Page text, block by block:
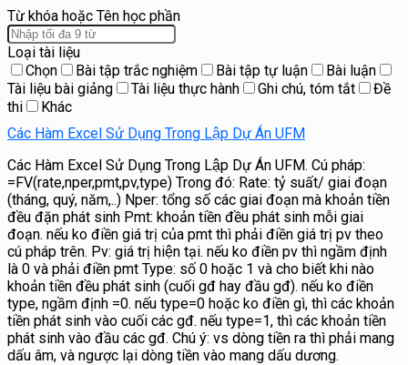
Từ khóa hoặc Tên học phần
Loại tài liệu
Chọn
Bài tập trắc nghiệm Bài tập tự luận
Bài luận
Tài liệu bài giảng
Tài liệu thực hành Ghi chú, tóm tắt
Đề
thi
Khác
Các Hàm Excel Sử Dụng Trong Lập Dự Án UFM
Các Hàm Excel Sử Dụng Trong Lập Dự Án UFM. Cú pháp:
=FV(rate,nper,pmt,pv,type) Trong đó: Rate: tỷ suất/ giai đoạn
(tháng, quý, năm,..) Nper: tổng số các giai đoạn mà khoản tiền
đều đặn phát sinh Pmt: khoản tiền đều phát sinh mỗi giai
đoạn. nếu ko điền giá trị của pmt thì phải điền giá trị pv theo
cú pháp trên. Pv: giá trị hiện tại. nếu ko điền pv thì ngầm định
là 0 và phải điền pmt Type: số 0 hoặc 1 và cho biết khi nào
khoản tiền đều phát sinh (cuối gđ hay đầu gđ). nếu ko điền
type, ngầm định =0. nếu type=0 hoặc ko điền gì, thì các khoản
tiền phát sinh vào cuối các gđ. nếu type=1, thì các khoản tiền
phát sinh vào đầu các gđ. Chú ý: vs dòng tiền ra thì phải mang
dấu âm, và ngược lại dòng tiền vào mang dấu dương.